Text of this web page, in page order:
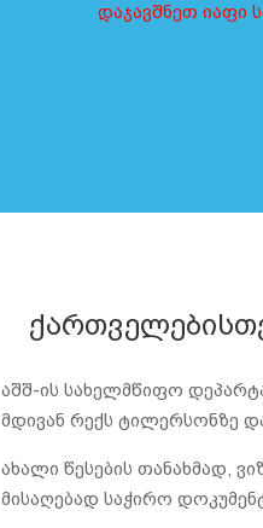
დაჯავშნეთ იაფი
აშშ-ის სახელმწიფო
მდივან რექს ტილერსონზე
ახალი წესების თანახმად,
მისაღებად საჭირო